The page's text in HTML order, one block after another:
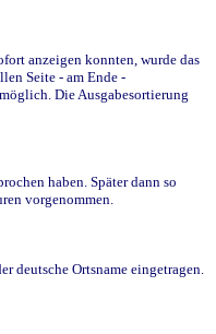
anzeigen konnten, wurde das
Seite - am Ende -
Die Ausgabesortierung
haben. Später dann so
vorgenommen.
deutsche Ortsname eingetragen.